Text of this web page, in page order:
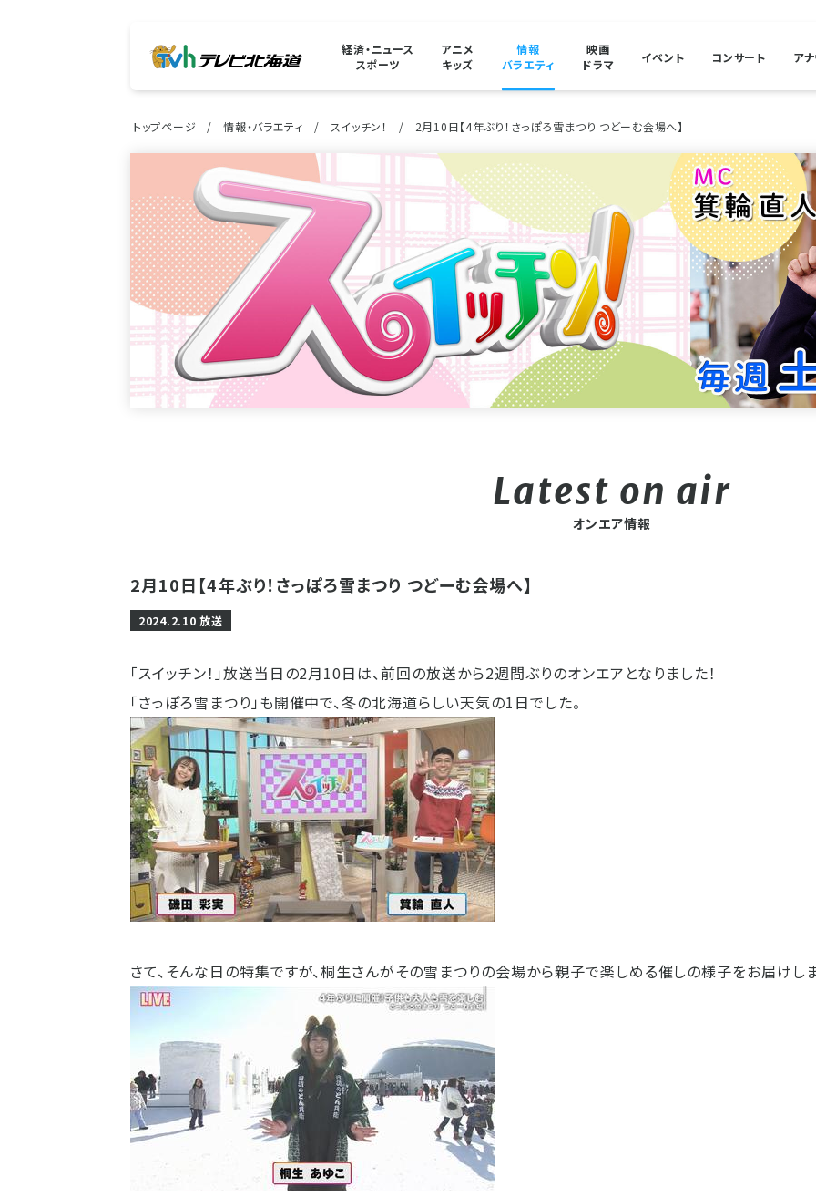
経済・ニュース
スポーツ
アニメ
キッズ
情報
バラエティ
映画
ドラマ
イベント コンサート ア
トップページ 情報・バラエティ スイッチン！ 2月10日【4年ぶり！さっぽろ雪まつり つどーむ会場へ】
オンエア情報
2月10日【4年ぶり！さっぽろ雪まつり つどーむ会場へ】
2024.2.10 放送
「スイッチン！」放送当日の2月10日は、前回の放送から2週間ぶりのオンエアとなりました！
「さっぽろ雪まつり」も開催中で、冬の北海道らしい天気の1日でした。
さて、そんな日の特集ですが、桐生さんがその雪まつりの会場から親子で楽しめる催しの様子をお届けし